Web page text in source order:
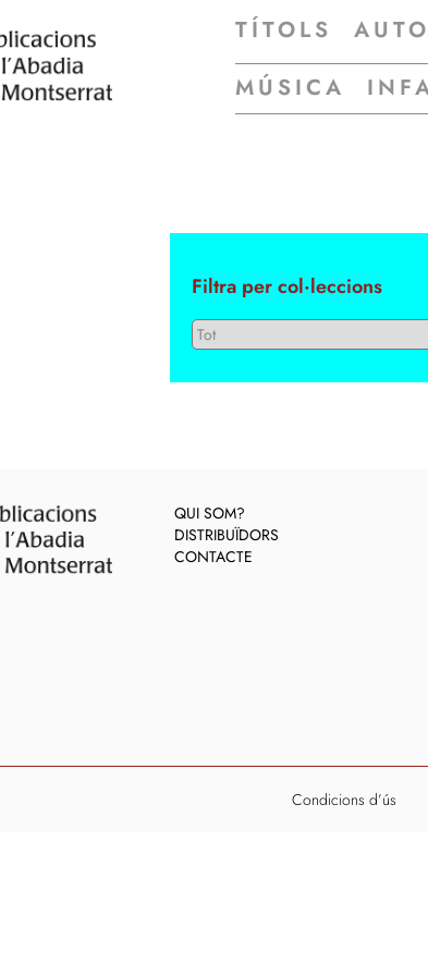
TÍTOLS
MÚSICA
Filtra per col·leccions
QUI SOM?
DISTRIBUÏDORS
CONTACTE
Condicions d’ús